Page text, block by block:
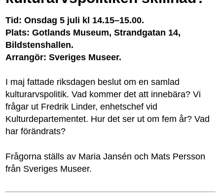
Tid: Onsdag 5 juli kl 14.15–15.00.
Plats: Gotlands Museum, Strandgatan 14,
Bildstenshallen.
Arrangör: Sveriges Museer.
I maj fattade riksdagen beslut om en samlad
kulturarvspolitik. Vad kommer det att innebära? Vi
frågar ut Fredrik Linder, enhetschef vid
Kulturdepartementet. Hur det ser ut om fem år? Vad
har förändrats?
Frågorna ställs av Maria Jansén och Mats Persson
från Sveriges Museer.